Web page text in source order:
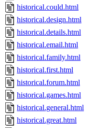
historical.could.html
historical.design.html
historical.details.html
historical.email.html
historical.family.html
historical.first.html
historical.forum.html
historical.games.html
historical.general.html
historical.great.html